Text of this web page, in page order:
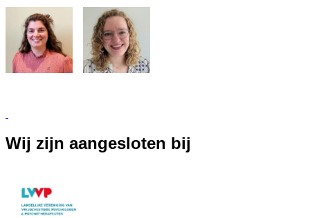
Wij zijn aangesloten bij